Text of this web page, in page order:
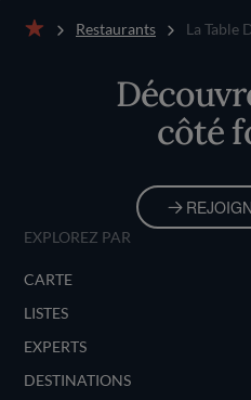
Restaurants La Table
côté
EXPLOREZ PAR
CARTE
LISTES
EXPERTS
DESTINATIONS